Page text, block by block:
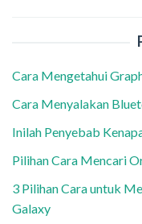
Cara Mengetahui
Cara Menyalakan
Inilah Penyebab
Pilihan Cara Mencari
3 Pilihan Cara untuk
Galaxy